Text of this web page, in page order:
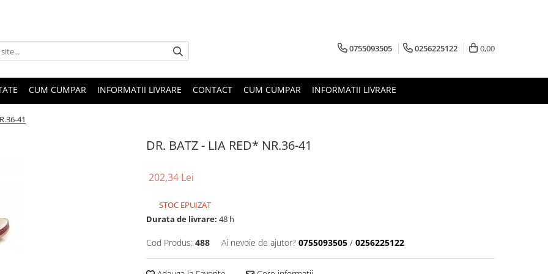
0755093505 0256225122 0,00
CUM CUMPAR INFORMATII LIVRARE CONTACT CUM CUMPAR INFORMATII LIVRARE
41
DR. BATZ - LIA RED* NR.36-41
202,34 Lei
STOC EPUIZAT
Durata de livrare: 48 h
Cod Produs: 488 Ai nevoie de ajutor? 0755093505 / 0256225122